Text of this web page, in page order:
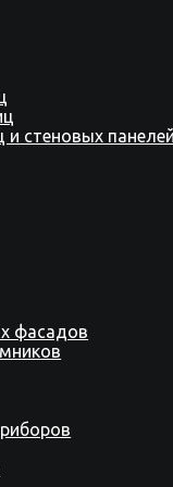
стеновых
фасадов